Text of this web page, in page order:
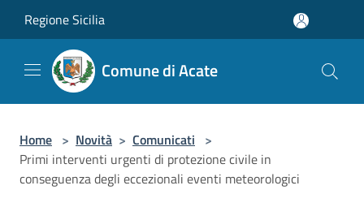
Regione Sicilia
Comune di Acate
Home > Novità > Comunicati >
Primi interventi urgenti di protezione civile in
conseguenza degli eccezionali eventi meteorologici